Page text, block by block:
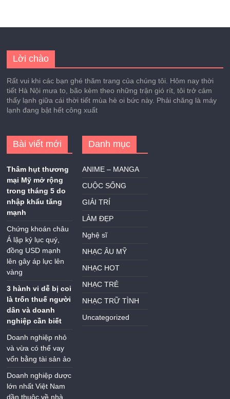
Lời chào
Rất vui khi các bạn ghé thăm trang của chúng tôi. Hôm nay thời
tiết Hà Nội mưa to, bão kèm theo những trận gió rít, tôi trở cảm
thấy lạnh giữa cái thời tiết mùa hè oi bức này. Phải chăng là máy
lạnh đang bật hết công xuất
Bài viết mới
Thâm hụt thương
mại Mỹ mở rộng
trong tháng 5 do
nhập khẩu tăng
mạnh
Chứng khoán châu
Á lập kỷ lục quý,
đồng USD mạnh
lên gây áp lực lên
vàng
3 hành vi dễ bị coi
là trốn thuế người
dân và doanh
nghiệp cần biết
Doanh nghiệp nhỏ
và vừa có thể vay
vốn bằng tài sản ảo
Doanh nghiệp dược
lớn nhất Việt Nam
dần thuộc về nhà
Danh mục
ANIME – MANGA
CUỘC SỐNG
GIẢI TRÍ
LÀM ĐẸP
Nghệ sĩ
NHẠC ÂU MỸ
NHẠC HOT
NHẠC TRẺ
NHẠC TRỮ TÌNH
Uncategorized